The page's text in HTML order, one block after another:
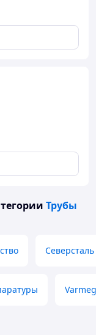
Трубы
Северсталь